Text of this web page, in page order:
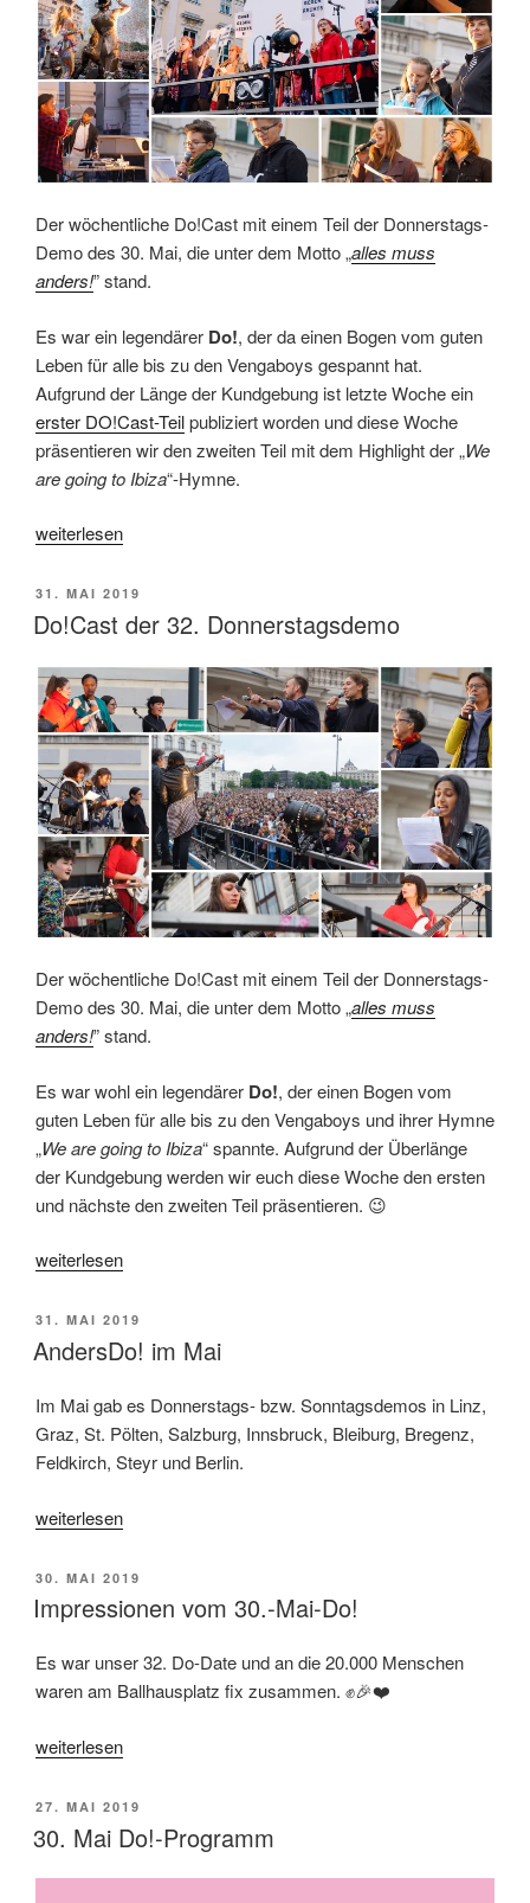
Der wöchentliche Do!Cast mit einem Teil der Donnerstags-
Demo des 30. Mai, die unter dem Motto „alles muss
anders!” stand.
Es war ein legendärer Do!, der da einen Bogen vom guten
Leben für alle bis zu den Vengaboys gespannt hat.
Aufgrund der Länge der Kundgebung ist letzte Woche ein
erster DO!Cast-Teilpubliziert worden und diese Woche
präsentieren wir den zweiten Teil mit dem Highlight der „We
are going to Ibiza“-Hymne.
„Do!Cast
32.
Donnerstagsdemo,
2“
weiterlesen
VERÖFFENTLICHT
AM
31. MAI 2019
Do!Cast der 32. Donnerstagsdemo
Der wöchentliche Do!Cast mit einem Teil der Donnerstags-
Demo des 30. Mai, die unter dem Motto „alles muss
anders!” stand.
Es war wohl ein legendärer Do!, der einen Bogen vom
guten Leben für alle bis zu den Vengaboys und ihrer Hymne
„We are going to Ibiza“ spannte. Aufgrund der Überlänge
der Kundgebung werden wir euch diese Woche den ersten
und nächste den zweiten Teil präsentieren. 😉
„Do!Cast
32.
Donnerstagsdemo“
weiterlesen
VERÖFFENTLICHT
AM
31. MAI 2019
AndersDo! im Mai
Im Mai gab es Donnerstags- bzw. Sonntagsdemos in Linz,
Graz, St. Pölten, Salzburg, Innsbruck, Bleiburg, Bregenz,
Feldkirch, Steyr und Berlin.
„AndersDo!
Mai“
weiterlesen
VERÖFFENTLICHT
AM
30. MAI 2019
Impressionen vom 30.-Mai-Do!
Es war unser 32. Do-Date und an die 20.000 Menschen
waren am Ballhausplatz fix zusammen. ✊🎉❤️
„Impressionen
30.-
Mai-
weiterlesen
VERÖFFENTLICHT
27. MAI 2019
30. Mai Do!-Programm